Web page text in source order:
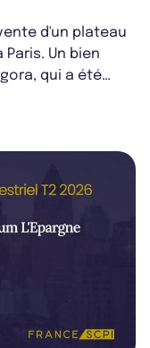
d'un plateau
Un bien
qui a été